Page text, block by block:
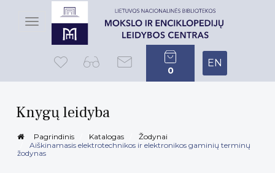
Toggle
navigation
0
EN
Knygų leidyba
Pagrindinis Katalogas
Žodynai
Aiškinamasis elektrotechnikos ir elektronikos gaminių terminų
žodynas